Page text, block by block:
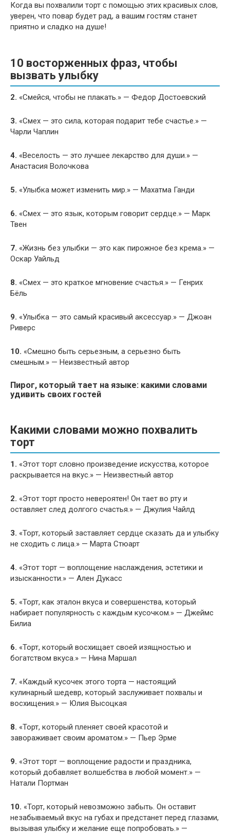
Когда вы похвалили торт с помощью этих красивых слов,
уверен, что повар будет рад, а вашим гостям станет
приятно и сладко на душе!
10 восторженных фраз, чтобы
вызвать улыбку
2. «Смейся, чтобы не плакать.» — Федор Достоевский
3. «Смех — это сила, которая подарит тебе счастье.» —
Чарли Чаплин
4. «Веселость — это лучшее лекарство для души.» —
Анастасия Волочкова
5. «Улыбка может изменить мир.» — Махатма Ганди
6. «Смех — это язык, которым говорит сердце.» — Марк
Твен
7. «Жизнь без улыбки — это как пирожное без крема.» —
Оскар Уайльд
8. «Смех — это краткое мгновение счастья.» — Генрих
Бёль
9. «Улыбка — это самый красивый аксессуар.» — Джоан
Риверс
10. «Смешно быть серьезным, а серьезно быть
смешным.» — Неизвестный автор
Пирог, который тает на языке: какими словами
удивить своих гостей
Какими словами можно похвалить
торт
1. «Этот торт словно произведение искусства, которое
раскрывается на вкус.» — Неизвестный автор
2. «Этот торт просто невероятен! Он тает во рту и
оставляет след долгого счастья.» — Джулия Чайлд
3. «Торт, который заставляет сердце сказать да и улыбку
не сходить с лица.» — Марта Стюарт
4. «Этот торт — воплощение наслаждения, эстетики и
изысканности.» — Ален Дукасс
5. «Торт, как эталон вкуса и совершенства, который
набирает популярность с каждым кусочком.» — Джеймс
Билиа
6. «Торт, который восхищает своей изящностью и
богатством вкуса.» — Нина Маршал
7. «Каждый кусочек этого торта — настоящий
кулинарный шедевр, который заслуживает похвалы и
восхищения.» — Юлия Высоцкая
8. «Торт, который пленяет своей красотой и
завораживает своим ароматом.» — Пьер Эрме
9. «Этот торт — воплощение радости и праздника,
который добавляет волшебства в любой момент.» —
Натали Портман
10. «Торт, который невозможно забыть. Он оставит
незабываемый вкус на губах и предстанет перед глазами,
вызывая улыбку и желание еще попробовать.» —